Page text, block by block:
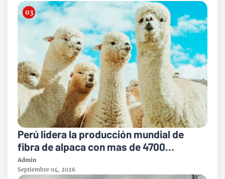
Perú lidera la producción mundial de
fibra de alpaca con mas de 4700
toneladas al año
Admin
Septiembre 04, 2026